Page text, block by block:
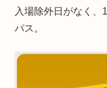
入場除外日がなく、
パス。